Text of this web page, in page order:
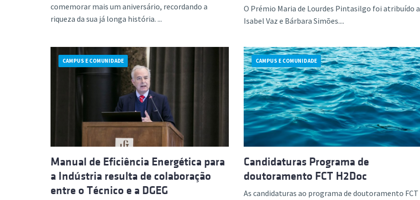
comemorar mais um aniversário, recordando a
riqueza da sua já longa história. ...
O Prémio Maria de Lourdes Pintasilgo foi atribuído a
Isabel Vaz e Bárbara Simões....
CAMPUS E COMUNIDADE
Manual de Eficiência Energética para
a Indústria resulta de colaboração
entre o Técnico e a DGEG
CAMPUS E COMUNIDADE
Candidaturas Programa de
doutoramento FCT H2Doc
As candidaturas ao programa de doutoramento FCT